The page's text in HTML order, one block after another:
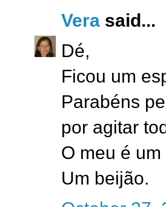
Vera said...
Dé,
Ficou um
Parabéns
por agitar
O meu é
Um beijão.